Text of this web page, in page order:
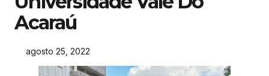
Acaraú
agosto 25, 2022